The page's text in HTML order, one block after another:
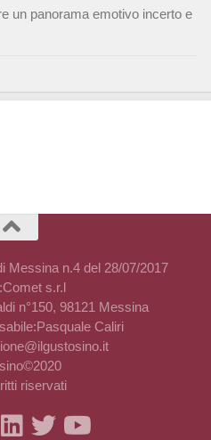
un panorama emotivo incerto e
Messina n.4 del 28/07/2017
s.r.l
n°150, 98121 Messina
Caliri
riservati